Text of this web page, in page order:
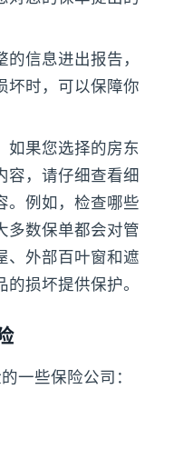
的信息进出报告，
坏时，可以保障你
如果您选择的房东
容，请仔细查看细
。例如，检查哪些
多数保单都会对管
、外部百叶窗和遮
损坏提供保护。
一些保险公司：